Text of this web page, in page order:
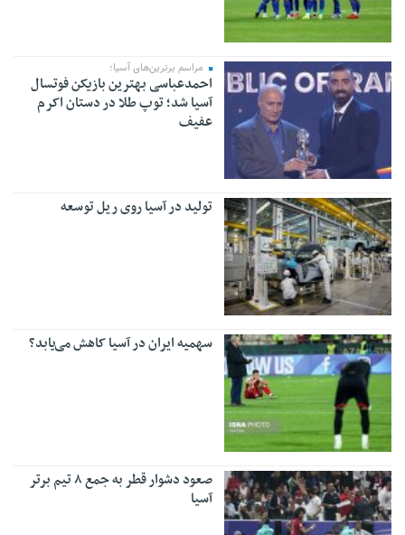
مراسم برترین‌های آسیا؛
احمدعباسی بهترین بازیکن فوتسال
آسیا شد؛ توپ طلا در دستان اکرم
عفیف
تولید در آسیا روی ریل توسعه
سهمیه ایران در آسیا کاهش می‌یابد؟
صعود دشوار قطر به جمع ۸ تیم برتر
آسیا